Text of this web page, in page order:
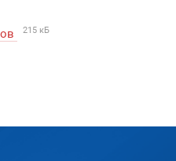
215 кБ